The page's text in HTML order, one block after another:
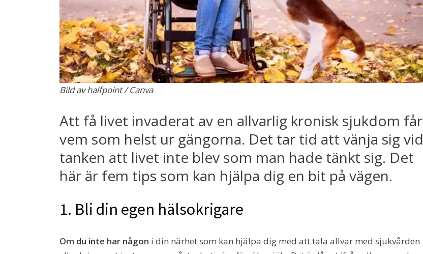
Bild av halfpoint / Canva
Att få livet invaderat av en allvarlig kronisk sjukdom får
vem som helst ur gängorna. Det tar tid att vänja sig vid
tanken att livet inte blev som man hade tänkt sig. Det
här är fem tips som kan hjälpa dig en bit på vägen.
1. Bli din egen hälsokrigare
Om du inte har någon i din närhet som kan hjälpa dig med att tala allvar med sjukvården